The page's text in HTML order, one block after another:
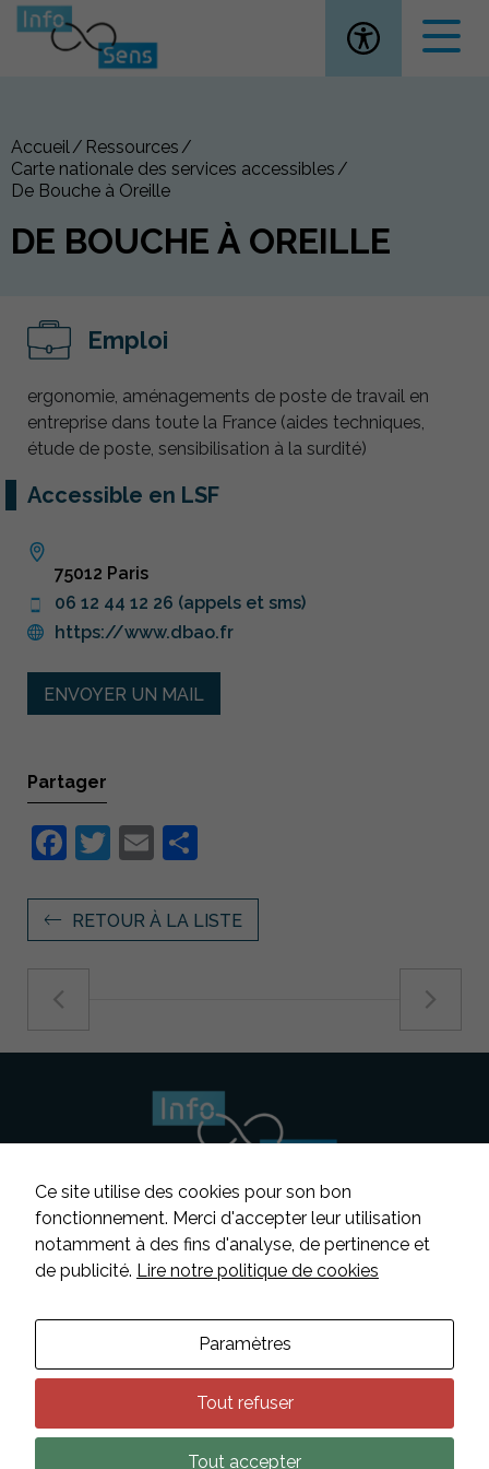
Ouvrir la
Accueil
Ressources
Carte nationale des services accessibles
De Bouche à Oreille
DE BOUCHE À OREILLE
Emploi
ergonomie, aménagements de poste de travail en
entreprise dans toute la France (aides techniques,
étude de poste, sensibilisation à la surdité)
Accessible en LSF
75012 Paris
06 12 44 12 26 (appels et sms)
https://www.dbao.fr
ENVOYER UN MAIL
Partager
Facebook
Twitter
Email
RETOUR À LA LISTE
Suivez-nous
Contacter INFOSENS
Mentions légales
Données personnelles
Ce site utilise des cookies pour son bon
fonctionnement. Merci d'accepter leur utilisation
notamment à des fins d'analyse, de pertinence et
de publicité. Lire notre politique de cookies
Paramètres
Tout refuser
Tout accepterNécessaire